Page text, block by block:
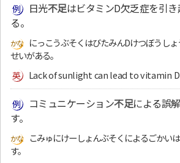
日光不足はビタミンD欠乏症を引
る。
にっこうぶそくはびたみんDけつぼうし
せいがある。
Lack of sunlight can lead to vitamin
コミュニケーション不足による誤
す。
こみゅにけーしょんぶそくによるごかい
す。